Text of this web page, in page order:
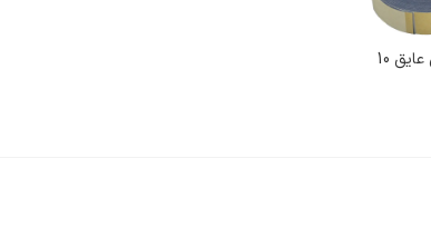
نوار چسب فومی عایق 10